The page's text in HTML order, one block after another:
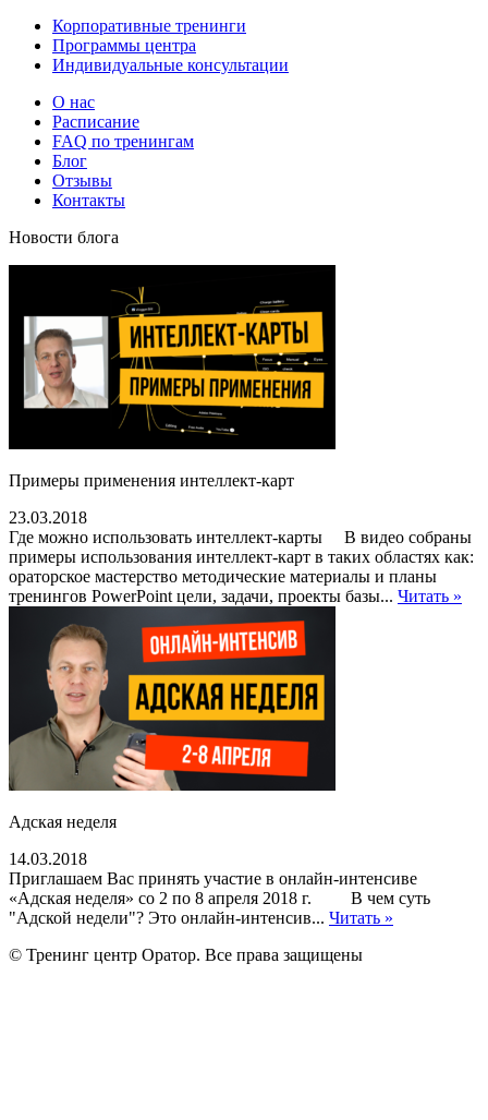
Корпоративные тренинги
Программы центра
Индивидуальные консультации
О нас
Расписание
FAQ по тренингам
Блог
Отзывы
Контакты
Новости блога
Примеры применения интеллект-карт
23.03.2018
Где можно использовать интеллект-карты В видео собраны
примеры использования интеллект-карт в таких областях как:
ораторское мастерство методические материалы и планы
тренингов PowerPoint цели, задачи, проекты базы... Читать »
Адская неделя
14.03.2018
Приглашаем Вас принять участие в онлайн-интенсиве
«Адская неделя» со 2 по 8 апреля 2018 г. В чем суть
"Адской недели"? Это онлайн-интенсив... Читать »
© Тренинг центр Оратор. Все права защищены